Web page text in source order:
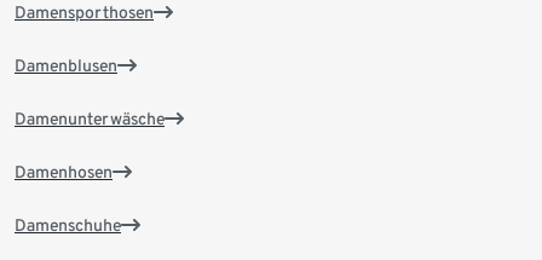
Damensporthosen
Damenblusen
Damenunterwäsche
Damenhosen
Damenschuhe